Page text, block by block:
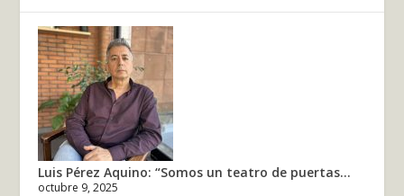
Luis Pérez Aquino: “Somos un teatro de puertas...
octubre 9, 2025